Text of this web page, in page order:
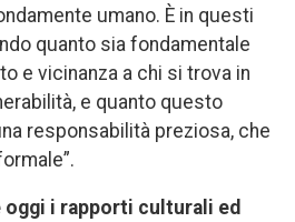
umano. È in questi
quanto sia fondamentale
e vicinanza a chi si trova in
e quanto questo
responsabilità preziosa, che
oggi i rapporti culturali ed